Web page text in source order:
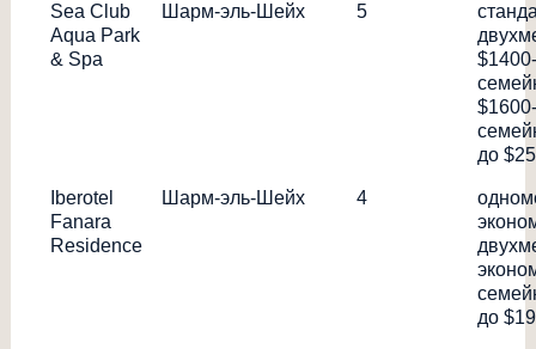
Sea Club
Aqua Park
& Spa
Шарм-эль-Шейх 5
до
Iberotel
Fanara
Residence
Шарм-эль-Шейх 4
до